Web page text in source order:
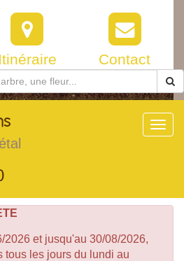
Itinéraire Contact
2026 et jusqu'au 30/08/2026,
tous les jours du lundi au